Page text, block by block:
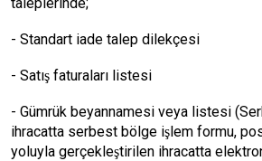
- Standart iade talep dilekçesi
- Satış faturaları listesi
- Gümrük beyannamesi veya listesi
ihracatta serbest bölge işlem formu,
yoluyla gerçekleştirilen ihracatta